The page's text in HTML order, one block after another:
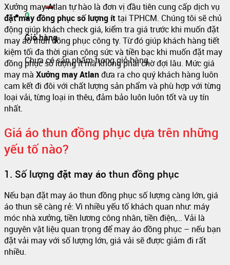
0
Giỏ hàng
Chưa có sản phẩm trong giỏ hàng.
Xưởng may Atlan tự hào là đơn vị đầu tiên cung cấp dịch vụ
đặt may đồng phục số lượng íttại TPHCM. Chúng tôi sẽ chủ
động giúp khách check giá, kiểm tra giá trước khi muốn đặt
may áo thun đồng phục công ty. Từ đó giúp khách hàng tiết
kiệm tối đa thời gian công sức và tiền bạc khi muốn đặt may
đồng phục số lượng ít mà không phải chờ đợi lâu. Mức giá
may mà Xưởng may Atlanđưa ra cho quý khách hàng luôn
cam kết đi đôi với chất lượng sản phẩm và phù hợp với từng
loại vải, từng loại in thêu, đảm bảo luôn luôn tốt và uy tín
nhất.
Giá áo thun đồng phục dựa trên những
yếu tố nào?
1. Số lượng đặt may áo thun đồng phục
Nếu bạn đặt may áo thun đồng phục số lượng càng lớn, giá
áo thun sẽ càng rẻ: Vì nhiều yếu tố khách quan như: máy
móc nhà xưởng, tiền lương công nhân, tiền điện,… Vải là
nguyên vật liệu quan trọng để may áo đồng phục – nếu bạn
đặt vải may với số lượng lớn, giá vải sẽ được giảm đi rất
nhiều.